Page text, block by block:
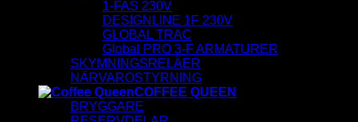
1-FAS 230V
DESIGNLINE 1F 230V
GLOBAL TRAC
Global PRO 3-F ARMATURER
SKYMNINGSRELÄER
NÄRVAROSTYRNING
COFFEE QUEEN
BRYGGARE